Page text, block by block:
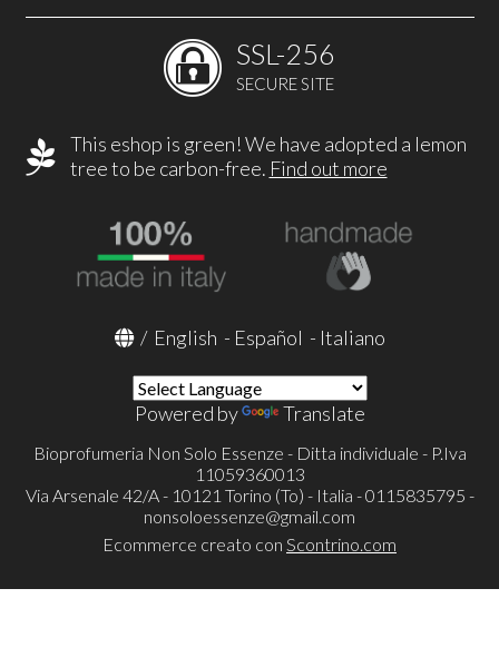
SSL-256
SECURE SITE
This eshop is green! We have adopted a lemon
tree to be carbon-free. Find out more
/ English - Español - Italiano
Powered by Translate
Bioprofumeria Non Solo Essenze - Ditta individuale - P.Iva
11059360013
Via Arsenale 42/A - 10121 Torino (To) - Italia - 0115835795 -
nonsoloessenze@gmail.com
Ecommerce creato con Scontrino.com